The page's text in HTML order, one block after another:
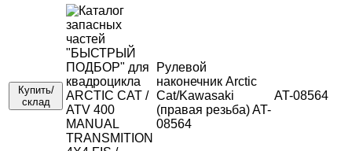
Купить/
склад
Рулевой
наконечник Arctic
Cat/Kawasaki
(правая резьба) AT-
08564
AT-08564